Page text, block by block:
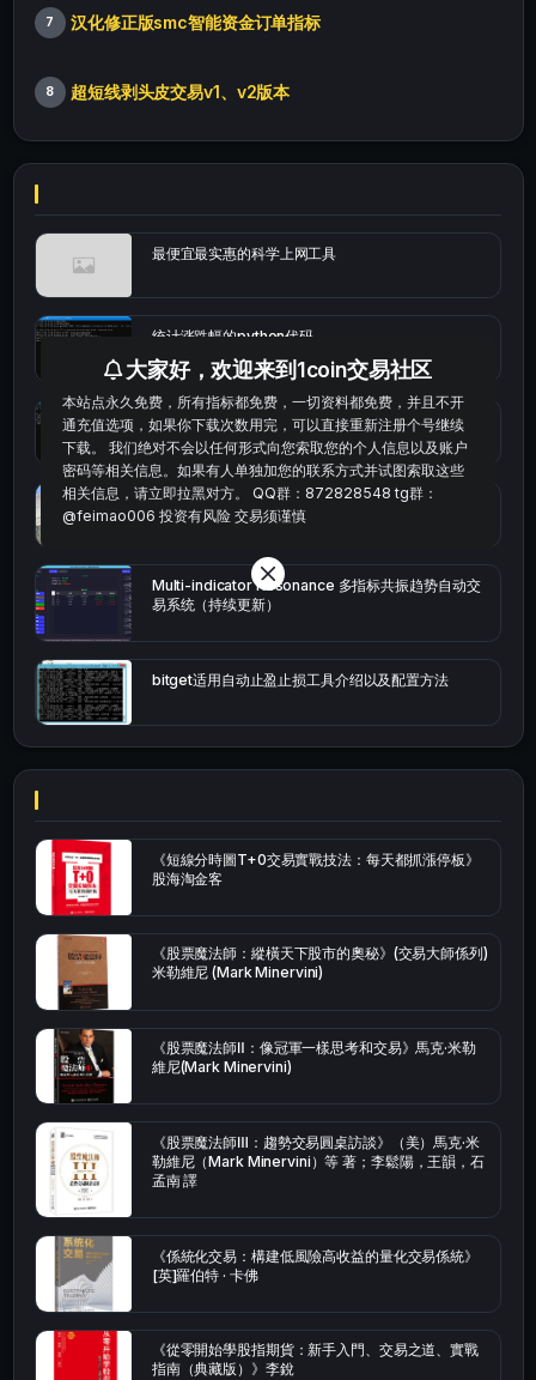
7 汉化修正版smc智能资金订单指标
8 超短线剥头皮交易v1、v2版本
最便宜最实惠的科学上网工具
统计涨跌幅的python代码
okx的短线量化的免费版本
bybit安卓端
Multi-indicator Resonance 多指标共振趋势自动交
易系统（持续更新）
bitget适用自动止盈止损工具介绍以及配置方法
《短線分時圖T+0交易實戰技法：每天都抓漲停板》
股海淘金客
《股票魔法師：縱橫天下股市的奧秘》(交易大師係列)
米勒維尼 (Mark Minervini)
《股票魔法師Ⅱ：像冠軍一樣思考和交易》馬克·米勒
維尼(Mark Minervini)
《股票魔法師Ⅲ：趨勢交易圓桌訪談》（美）馬克·米
勒維尼（Mark Minervini）等 著；李鬆陽，王韻，石
孟南 譯
《係統化交易：構建低風險高收益的量化交易係統》
[英]羅伯特 · 卡佛
《從零開始學股指期貨：新手入門、交易之道、實戰
指南（典藏版）》李銳
大家好，欢迎来到1coin交易社区
本站点永久免费，所有指标都免费，一切资料都免费，并且不开
通充值选项，如果你下载次数用完，可以直接重新注册个号继续
下载。 我们绝对不会以任何形式向您索取您的个人信息以及账户
密码等相关信息。如果有人单独加您的联系方式并试图索取这些
相关信息，请立即拉黑对方。 QQ群：872828548 tg群：
@feimao006 投资有风险 交易须谨慎